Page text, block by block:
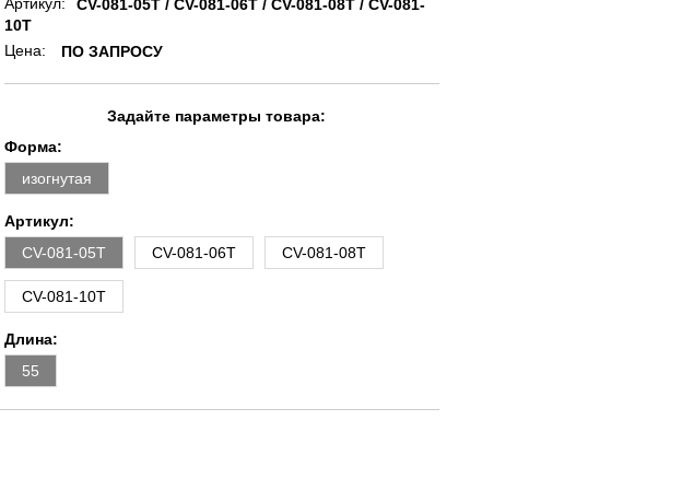
Артикул:
CV-081-05T / CV-081-06T / CV-081-08T / CV-081-
10T
Цена:
ПО ЗАПРОСУ
Задайте параметры товара:
Форма:
изогнутая
Артикул:
CV-081-05T
CV-081-06T CV-081-08T
CV-081-10T
Длина:
55